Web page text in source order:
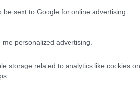
be sent to Google for online advertising
personalized advertising.
storage related to analytics like cookies on